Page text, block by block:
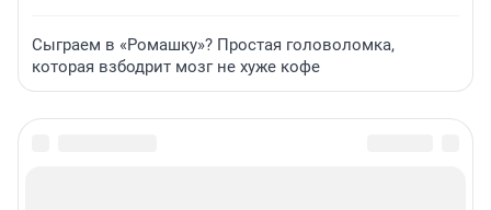
Сыграем в «Ромашку»? Простая головоломка,
которая взбодрит мозг не хуже кофе